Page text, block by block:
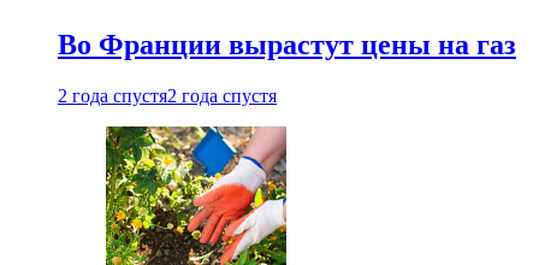
Во Франции вырастут цены на газ
2 года спустя2 года спустя